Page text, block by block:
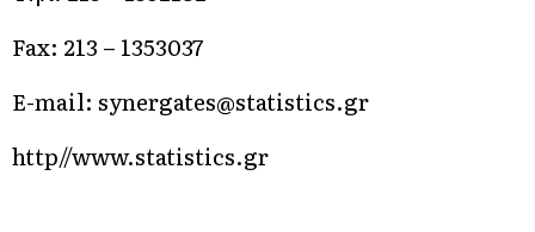
Fax: 213 – 1353037
E-mail: synergates@statistics.gr
http//www.statistics.gr